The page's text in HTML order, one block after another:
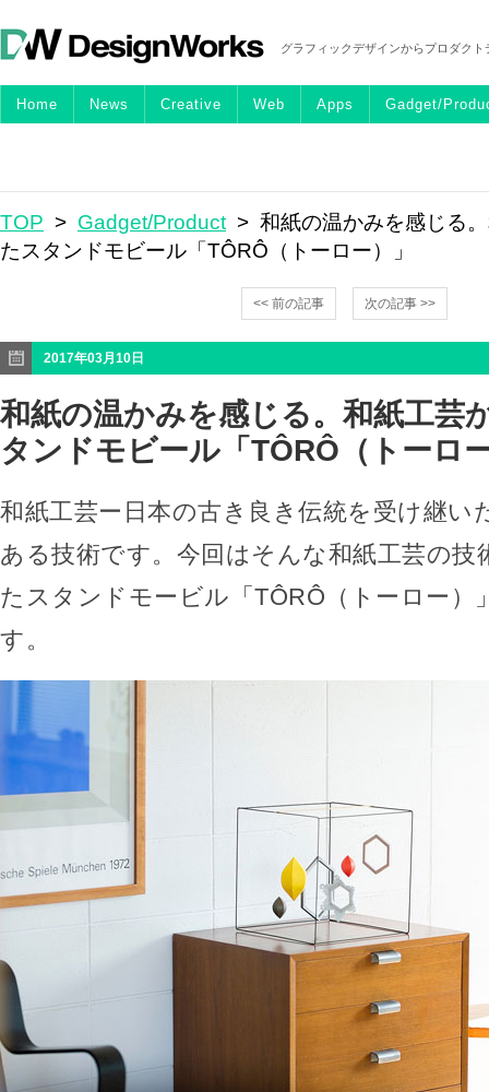
グラフィックデザインからプロダク
Home News Creative Web Apps Gadget/
TOP > Gadget/Product > 和紙の温かみを感じる
たスタンドモビール「TÔRÔ（トーロー）」
<< 前の記事 次の記事 >>
2017年03月10日
和紙の温かみを感じる。和紙工芸
タンドモビール「TÔRÔ（トーロ
和紙工芸ー日本の古き良き伝統を受け継い
ある技術です。今回はそんな和紙工芸の技
たスタンドモービル「TÔRÔ（トーロー）
す。